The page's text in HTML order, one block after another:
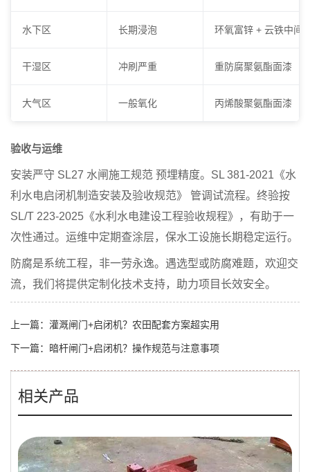
水下区 长期浸泡 环氧富锌 + 云铁中间
干湿区 冲刷严重 重防腐聚氨酯面漆
大气区 一般氧化 丙烯酸聚氨酯面漆
验收与运维
安装严守 SL27 水闸施工规范 预埋精度。 SL 381-2021《水
利水电启闭机制造安装及验收规范》
管调试流程。终验按
SL/T 223-2025《水利水电建设工程验收规程》
，有助于一
次性通过。运维中定期查涂层，保水工设施长期稳定运行。
防腐是系统工程，非一劳永逸。遇选型或防腐难题，欢迎交
流，我们将提供定制化技术支持，助力项目长效安全。
上一篇： 灌溉闸门+启闭机？农田配套方案超实用
下一篇： 暗杆闸门+启闭机？操作规范与注意事项
相关产品